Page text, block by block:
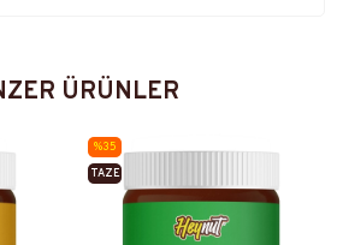
ÜRÜNLER
%35
TAZE
ÜRETIM